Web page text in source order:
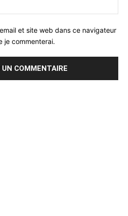
et site web dans ce navigateur
je commenterai.